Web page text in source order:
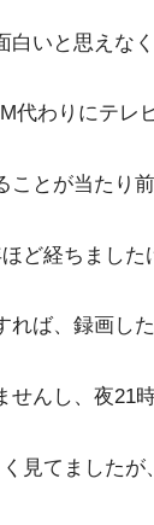
いと思えな
代わりにテレ
とが当たり
ど経ちました
ば、録画し
んし、夜21
見てました